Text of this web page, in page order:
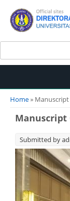
Search form
You are here
Home» Manuscript
Manuscript
Submitted by